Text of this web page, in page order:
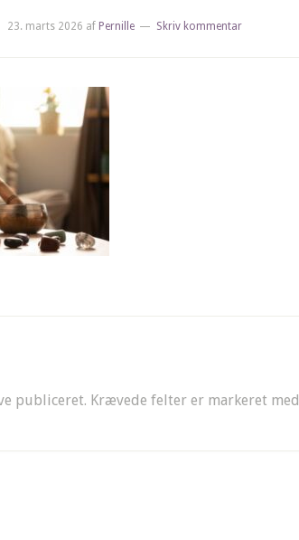
23. marts 2026 af Pernille Skriv kommentar
publiceret. Krævede felter er markeret med